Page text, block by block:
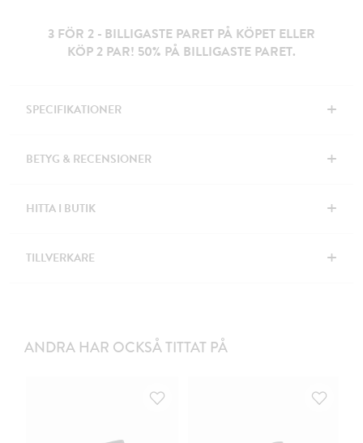
3 FÖR 2 - BILLIGASTE PARET PÅ KÖPET ELLER
KÖP 2 PAR! 50% PÅ BILLIGASTE PARET.
SPECIFIKATIONER +
BETYG & RECENSIONER +
HITTA I BUTIK +
TILLVERKARE +
ANDRA HAR OCKSÅ TITTAT PÅ